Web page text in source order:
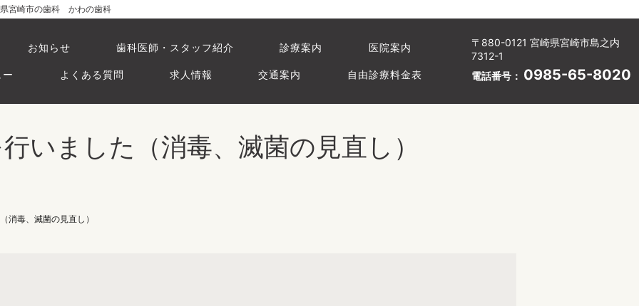
県宮崎市の歯科 かわの歯科
お知らせ 歯科医師・スタッフ紹介 診療案内 医院案内
よくある質問 求人情報 交通案内 自由診療料金表
〒880-0121 宮崎県宮崎市島之内
7312-1
電話番号： 0985-65-8020
いました（消毒、滅菌の見直し）
消毒、滅菌の見直し）